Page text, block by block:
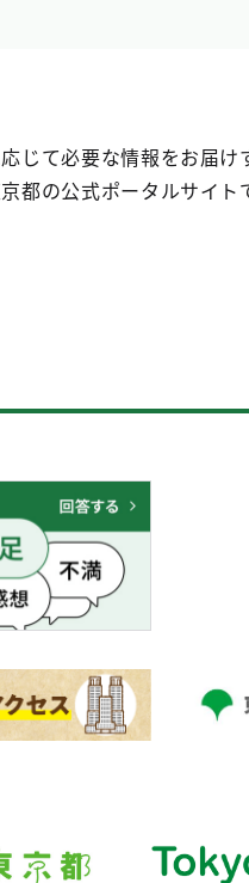
じて必要な情報をお届け
都の公式ポータルサイト